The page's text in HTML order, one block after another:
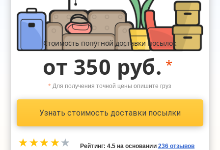
Стоимость попутной доставки посылок
от 350 руб. *
* Для получения точной цены опишите груз
Узнать стоимость доставки посылки
Рейтинг: 4.5на основании 236отзывов